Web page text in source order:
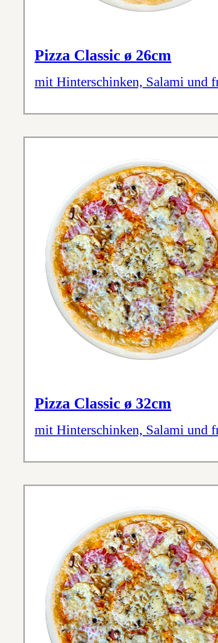
Pizza Classic ø 26cm
mit Hinterschinken, Salami und
Pizza Classic ø 32cm
mit Hinterschinken, Salami und